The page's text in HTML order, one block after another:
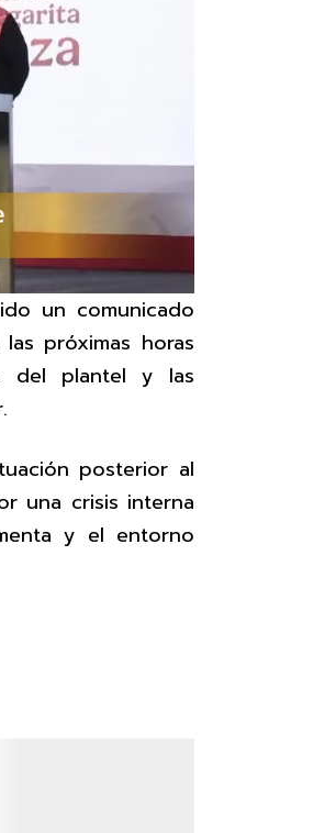
un comunicado
próximas horas
del plantel y las
posterior al
una crisis interna
y el entorno